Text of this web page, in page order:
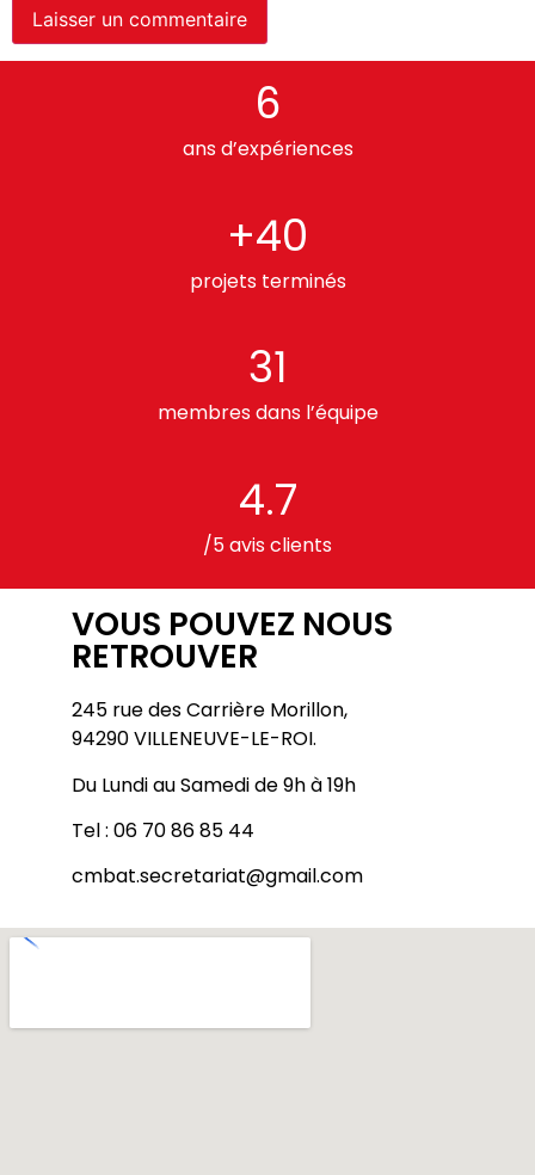
6
ans d’expériences
+40
projets terminés
31
membres dans l’équipe
4.7
/5 avis clients
VOUS POUVEZ NOUS
RETROUVER
245 rue des Carrière Morillon,
94290 VILLENEUVE-LE-ROI.
Du Lundi au Samedi de 9h à 19h
Tel : 06 70 86 85 44
cmbat.secretariat@gmail.com